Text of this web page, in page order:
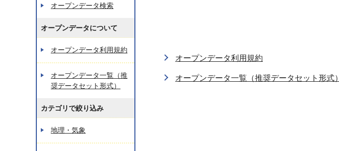
オープンデータ利用規約
オープンデータ一覧（推奨データセット形式）
オープンデータ検索
オープンデータについて
オープンデータ利用規約
オープンデータ一覧（推
奨データセット形式）
カテゴリで絞り込み
地理・気象